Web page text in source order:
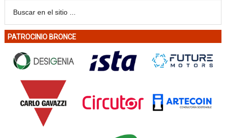
PATROCINIO BRONCE